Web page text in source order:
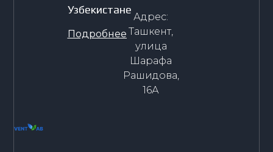
Узбекистане
Подробнее
Адрес:
Ташкент,
улица
Шарафа
Рашидова,
16А